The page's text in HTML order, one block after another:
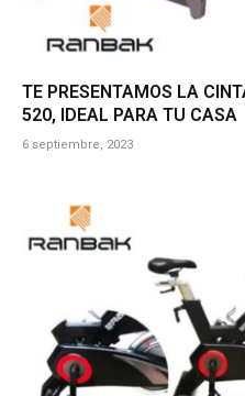
TE PRESENTAMOS LA
520, IDEAL PARA TU CASA
6 septiembre, 2023